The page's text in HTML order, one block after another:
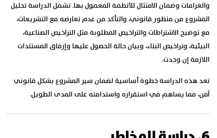
والغرامات وضمان الامتثال للأنظمة المعمول بها. تشمل الدراسة تحليل
المشروع من منظور قانوني، والتأكد من عدم تعارضه مع التشريعات،
مع توضيح الاشتراطات والتراخيص المطلوبة مثل التراخيص الصناعية،
البيئية، وتراخيص البناء، وبيان حالة الحصول عليها وإرفاق المستندات
اللازمة إن وجدت.
تعد هذه الدراسة خطوة أساسية لضمان سير المشروع بشكل قانوني
آمن، مما يساهم في استقراره واستدامته على المدى الطويل.